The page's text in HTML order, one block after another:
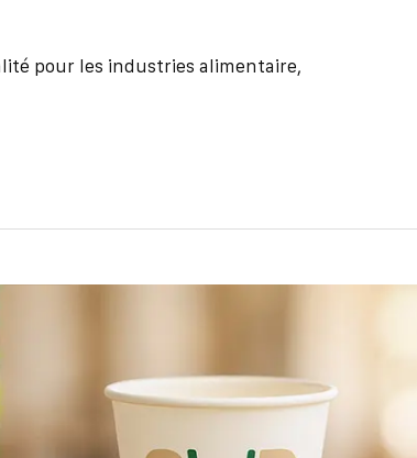
pour les industries alimentaire,